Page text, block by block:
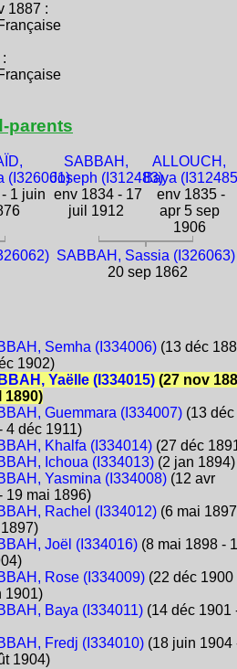
1887 :
parents
(I326061)
1 juin
SABBAH,
Joseph (I312483)
env 1834 - 17
juil 1912
ALLOUCH,
Baya
env 1835 -
apr 5 sep
1906
SABBAH, Sassia (I326063)
20 sep 1862
Semha (I334006)(13 déc
1902)
Yaëlle (I334015)(27 nov
1890)
Guemmara (I334007)(13 déc
4 déc 1911)
Khalfa (I334014)(27 déc
Ichoua (I334013)(2 jan 1894)
Yasmina (I334008)(12 avr
19 mai 1896)
Rachel (I334012)(6 mai
Joël (I334016)(8 mai 1898 -
Rose (I334009)(22 déc 1900
1901)
Baya (I334011)(14 déc 1901
Fredj (I334010)(18 juin 1904
1904)